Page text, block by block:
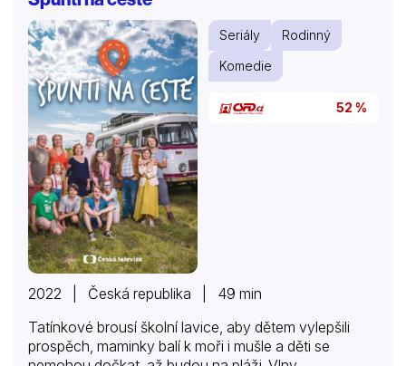
smůlu. I proto je pro ni možná celé nové uspořádání
leckdy obtížné vstřebat. Filip má zase se svou novou
manželkou Norikou (Berenika Kohoutová) miminko
Mikeše. O které se pomáhá starat jeho tatínek, u
kterého s Norikou žijí, Bob (Pavel Zedníček)….
Seriály
Rodinný
Komedie
52 %
2022 | Česká republika | 49 min
Tatínkové brousí školní lavice, aby dětem vylepšili
prospěch, maminky balí k moři i mušle a děti se